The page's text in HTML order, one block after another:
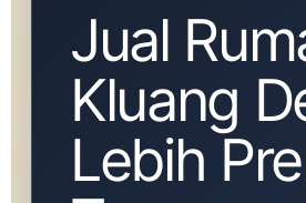
Jual
Kluang
Lebih